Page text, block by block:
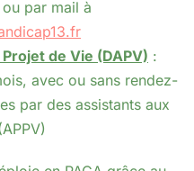
par mail à
de Vie (DAPV) :
avec ou sans rendez-
par des assistants aux